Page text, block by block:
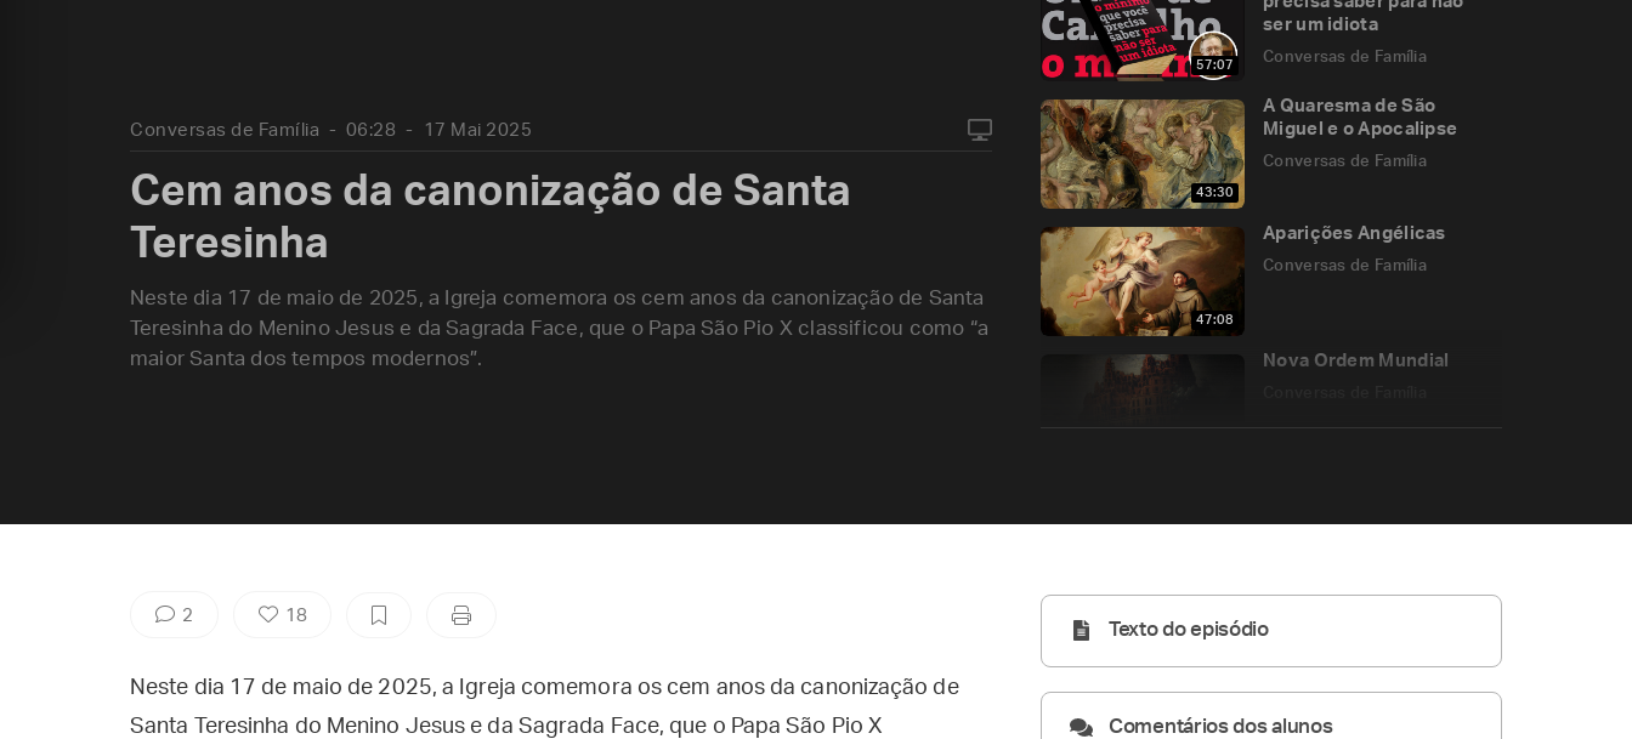
57:07
ser um idiota
Conversas de Família
43:30
A Quaresma de São
Miguel e o Apocalipse
Conversas de Família
47:08
Aparições Angélicas
Conversas de Família
Nova Ordem Mundial
Conversas de Família 06:28 17 Mai 2025
Cem anos da canonização de Santa
Teresinha
Neste dia 17 de maio de 2025, a Igreja comemora os cem anos da canonização de Santa
Teresinha do Menino Jesus e da Sagrada Face, que o Papa São Pio X classificou como “a
maior Santa dos tempos modernos”.
2 18
Neste dia 17 de maio de 2025, a Igreja comemora os cem anos da canonização de
Santa Teresinha do Menino Jesus e da Sagrada Face, que o Papa São Pio X
Texto do episódio
Comentários dos alunos